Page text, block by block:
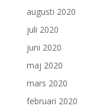
augusti 2020
juli 2020
juni 2020
maj 2020
mars 2020
februari 2020